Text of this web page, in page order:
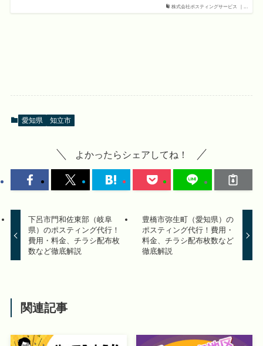
株式会社ポスティングサービス ｜...
愛知県 知立市
よかったらシェアしてね！
下呂市門和佐東部（岐阜
県）のポスティング代行！
費用・料金、チラシ配布枚
数など徹底解説
豊橋市弥生町（愛知県）の
ポスティング代行！費用・
料金、チラシ配布枚数など
徹底解説
関連記事